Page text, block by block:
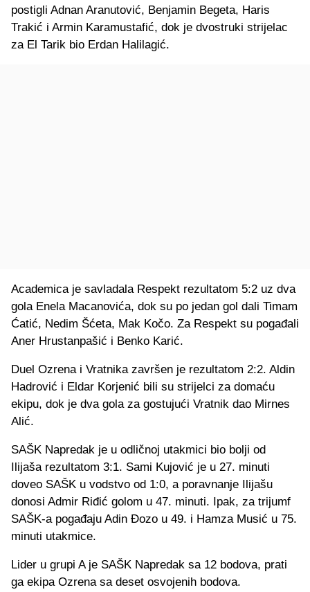
postigli Adnan Aranutović, Benjamin Begeta, Haris
Trakić i Armin Karamustafić, dok je dvostruki strijelac
za El Tarik bio Erdan Halilagić.
Academica je savladala Respekt rezultatom 5:2 uz dva
gola Enela Macanovića, dok su po jedan gol dali Timam
Ćatić, Nedim Šćeta, Mak Kočo. Za Respekt su pogađali
Aner Hrustanpašić i Benko Karić.
Duel Ozrena i Vratnika završen je rezultatom 2:2. Aldin
Hadrović i Eldar Korjenić bili su strijelci za domaću
ekipu, dok je dva gola za gostujući Vratnik dao Mirnes
Alić.
SAŠK Napredak je u odličnoj utakmici bio bolji od
Ilijaša rezultatom 3:1. Sami Kujović je u 27. minuti
doveo SAŠK u vodstvo od 1:0, a poravnanje Ilijašu
donosi Admir Riđić golom u 47. minuti. Ipak, za trijumf
SAŠK-a pogađaju Adin Đozo u 49. i Hamza Musić u 75.
minuti utakmice.
Lider u grupi A je SAŠK Napredak sa 12 bodova, prati
ga ekipa Ozrena sa deset osvojenih bodova.